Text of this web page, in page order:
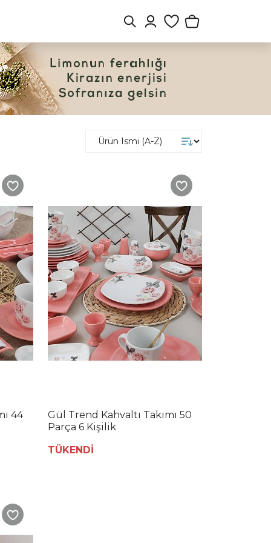
44
Gül Trend Kahvaltı Takımı 50
Parça 6 Kişilik
TÜKENDİ